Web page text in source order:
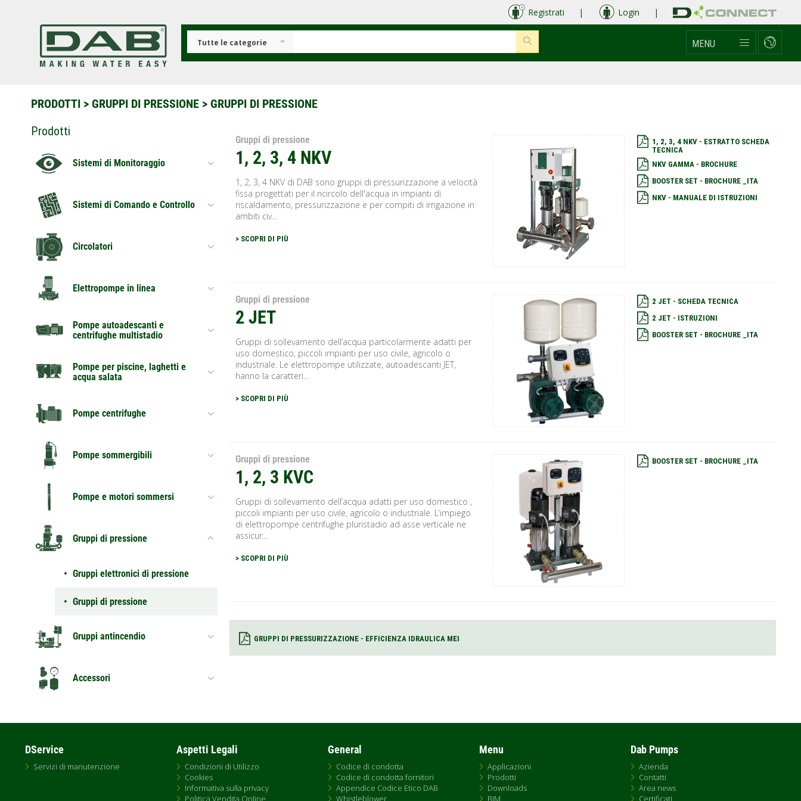
Registrati | Login |
Tutte le categorie MENU
PRODOTTI > GRUPPI DI PRESSIONE > GRUPPI DI PRESSIONE
Prodotti
Sistemi di Monitoraggio
Sistemi di Comando e Controllo
Circolatori
Elettropompe in linea
Pompe autoadescanti e
centrifughe multistadio
Pompe per piscine, laghetti e
acqua salata
Pompe centrifughe
Pompe sommergibili
Pompe e motori sommersi
Gruppi di pressione
Gruppi elettronici di pressione
Gruppi di pressione
Gruppi antincendio
Accessori
Gruppi di pressione
1, 2, 3, 4 NKV
1, 2, 3, 4 NKV di DAB sono gruppi di pressurizzazione a velocità
fissa progettati per il ricircolo dell'acqua in impianti di
riscaldamento, pressurizzazione e per compiti di irrigazione in
ambiti civ...
> SCOPRI DI PIÙ
1, 2, 3, 4 NKV - ESTRATTO SCHEDA
TECNICA
NKV GAMMA - BROCHURE
BOOSTER SET - BROCHURE _ITA
NKV - MANUALE DI ISTRUZIONI
Gruppi di pressione
2 JET
Gruppi di sollevamento dell’acqua particolarmente adatti per
uso domestico, piccoli impianti per uso civile, agricolo o
industriale. Le elettropompe utilizzate, autoadescanti JET,
hanno la caratteri...
> SCOPRI DI PIÙ
2 JET - SCHEDA TECNICA
2 JET - ISTRUZIONI
BOOSTER SET - BROCHURE _ITA
Gruppi di pressione
1, 2, 3 KVC
Gruppi di sollevamento dell‘acqua adatti per uso domestico ,
piccoli impianti per uso civile, agricolo o industriale. L‘impiego
di elettropompe centrifughe pluristadio ad asse verticale ne
assicur...
> SCOPRI DI PIÙ
BOOSTER SET - BROCHURE _ITA
GRUPPI DI PRESSURIZZAZIONE - EFFICIENZA IDRAULICA MEI
DService
Servizi di manutenzione
Aspetti Legali
Condizioni di Utilizzo
Cookies
Informativa sulla privacy
Politica Vendita Online
General
Codice di condotta
Codice di condotta fornitori
Appendice Codice Etico DAB
Whistleblower
Menu
Applicazioni
Prodotti
Downloads
BIM
Dab Pumps
Azienda
Contatti
Area news
Certificati